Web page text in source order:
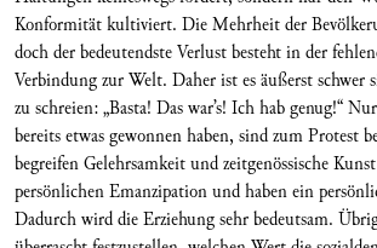
Konformität kultiviert. Die Mehrheit der
doch der bedeutendste Verlust besteht in der
Verbindung zur Welt. Daher ist es äußerst schwer
zu schreien: „Basta! Das war’s! Ich hab genug!“
bereits etwas gewonnen haben, sind zum Protest
begreifen Gelehrsamkeit und zeitgenössische
persönlichen Emanzipation und haben ein
Dadurch wird die Erziehung sehr bedeutsam.